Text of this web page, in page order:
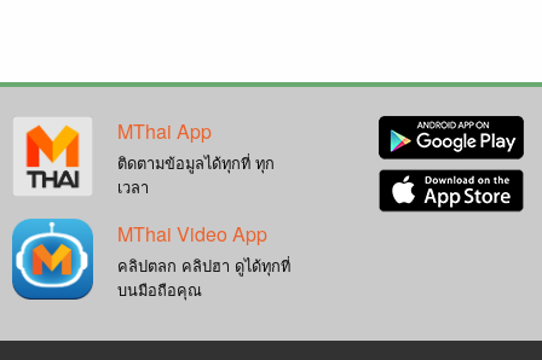
MThai App
ติดตามข้อมูลได้ทุกที่ ทุก
เวลา
MThai Video App
คลิปตลก คลิปฮา ดูได้ทุกที่
บนมือถือคุณ